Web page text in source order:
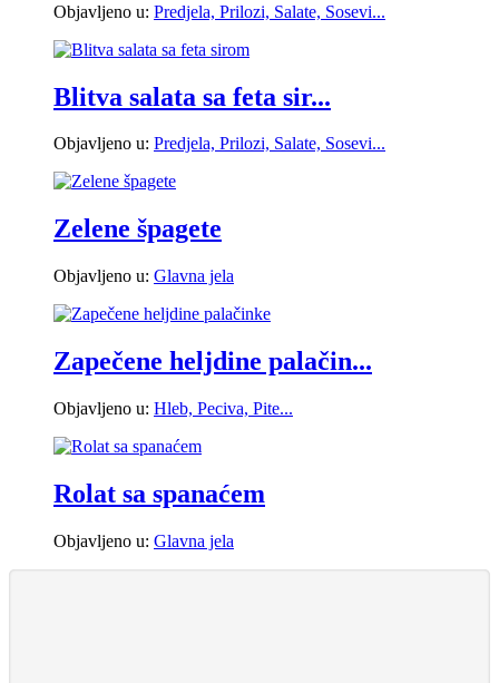
Objavljeno u: Predjela, Prilozi, Salate, Sosevi...
Blitva salata sa feta sir...
Objavljeno u: Predjela, Prilozi, Salate, Sosevi...
Zelene špagete
Objavljeno u: Glavna jela
Zapečene heljdine palačin...
Objavljeno u: Hleb, Peciva, Pite...
Rolat sa spanaćem
Objavljeno u: Glavna jela